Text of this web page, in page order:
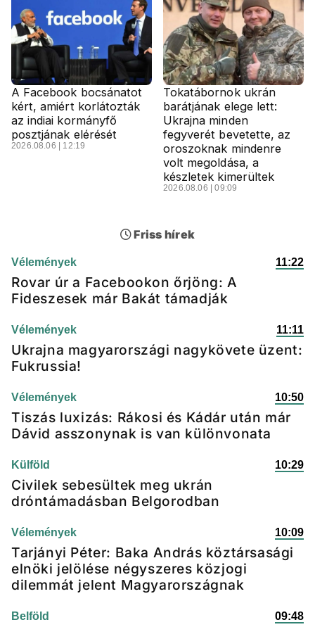
A Facebook bocsánatot
kért, amiért korlátozták
az indiai kormányfő
posztjának elérését
2026.08.06 | 12:19
Tokatábornok ukrán
barátjának elege lett:
Ukrajna minden
fegyverét bevetette, az
oroszoknak mindenre
volt megoldása, a
készletek kimerültek
2026.08.06 | 09:09
Friss hírek
Vélemények 11:22
Rovar úr a Facebookon őrjöng: A
Fideszesek már Bakát támadják
Vélemények 11:11
Ukrajna magyarországi nagykövete üzent:
Fukrussia!
Vélemények 10:50
Tiszás luxizás: Rákosi és Kádár után már
Dávid asszonynak is van különvonata
Külföld 10:29
Civilek sebesültek meg ukrán
dróntámadásban Belgorodban
Vélemények 10:09
Tarjányi Péter: Baka András köztársasági
elnöki jelölése négyszeres közjogi
dilemmát jelent Magyarországnak
Belföld 09:48